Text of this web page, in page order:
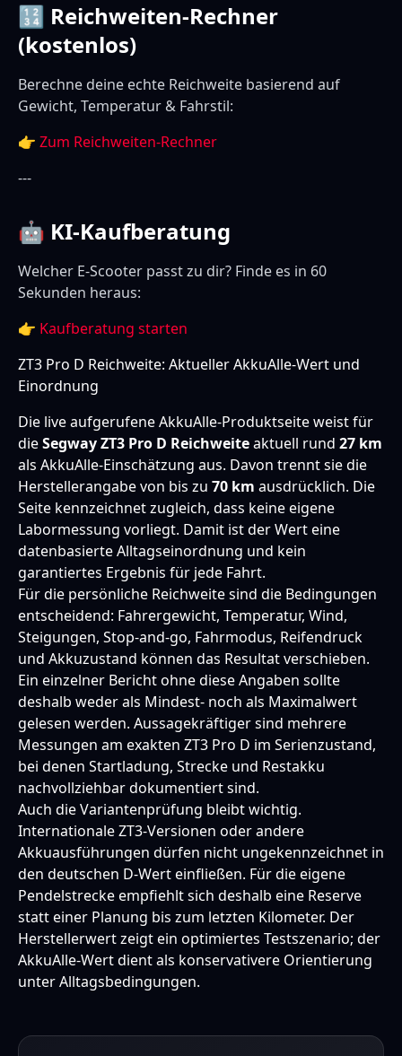
🔢 Reichweiten-Rechner
(kostenlos)
Berechne deine echte Reichweite basierend auf
Gewicht, Temperatur & Fahrstil:
👉 Zum Reichweiten-Rechner
---
🤖 KI-Kaufberatung
Welcher E-Scooter passt zu dir? Finde es in 60
Sekunden heraus:
👉 Kaufberatung starten
ZT3 Pro D Reichweite: Aktueller AkkuAlle-Wert und
Einordnung
Die live aufgerufene AkkuAlle-Produktseite weist für
dieSegway ZT3 Pro D Reichweiteaktuell rund 27 km
als AkkuAlle-Einschätzung aus. Davon trennt sie die
Herstellerangabe von bis zu 70 km ausdrücklich. Die
Seite kennzeichnet zugleich, dass keine eigene
Labormessung vorliegt. Damit ist der Wert eine
datenbasierte Alltagseinordnung und kein
garantiertes Ergebnis für jede Fahrt.
Für die persönliche Reichweite sind die Bedingungen
entscheidend: Fahrergewicht, Temperatur, Wind,
Steigungen, Stop-and-go, Fahrmodus, Reifendruck
und Akkuzustand können das Resultat verschieben.
Ein einzelner Bericht ohne diese Angaben sollte
deshalb weder als Mindest- noch als Maximalwert
gelesen werden. Aussagekräftiger sind mehrere
Messungen am exakten ZT3 Pro D im Serienzustand,
bei denen Startladung, Strecke und Restakku
nachvollziehbar dokumentiert sind.
Auch die Variantenprüfung bleibt wichtig.
Internationale ZT3-Versionen oder andere
Akkuausführungen dürfen nicht ungekennzeichnet in
den deutschen D-Wert einfließen. Für die eigene
Pendelstrecke empfiehlt sich deshalb eine Reserve
statt einer Planung bis zum letzten Kilometer. Der
Herstellerwert zeigt ein optimiertes Testszenario; der
AkkuAlle-Wert dient als konservativere Orientierung
unter Alltagsbedingungen.